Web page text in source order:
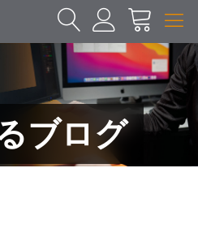
ブログ